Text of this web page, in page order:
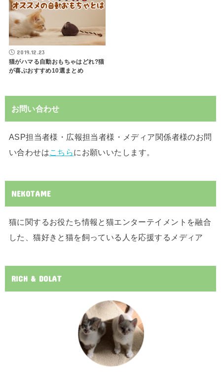
2019.12.23
猫がハマる自動おもちゃはどれ?猫
が喜ぶおすすめ10選まとめ
お問い合わせ
ASP担当者様・広報担当者様・メディア関係者様のお問
い合わせはこちらにお願いいたします。
NEKOTAME
猫に関するお役たち情報と猫エンターテイメントを融合
した、猫好きと猫を飼っている人を応援するメディア
RICH & DOLAT